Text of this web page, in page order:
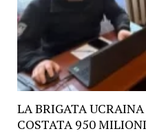
LA BRIGATA
COSTATA 950